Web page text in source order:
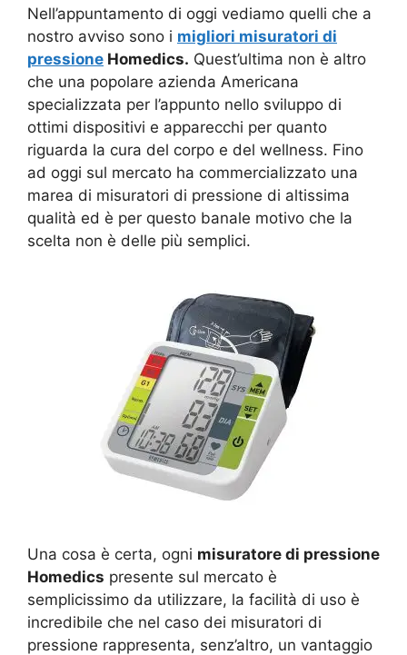
Nell’appuntamento di oggi vediamo quelli che a
nostro avviso sono i migliori misuratori di
pressione Homedics. Quest’ultima non è altro
che una popolare azienda Americana
specializzata per l’appunto nello sviluppo di
ottimi dispositivi e apparecchi per quanto
riguarda la cura del corpo e del wellness. Fino
ad oggi sul mercato ha commercializzato una
marea di misuratori di pressione di altissima
qualità ed è per questo banale motivo che la
scelta non è delle più semplici.
Una cosa è certa, ogni misuratore di pressione
Homedics presente sul mercato è
semplicissimo da utilizzare, la facilità di uso è
incredibile che nel caso dei misuratori di
pressione rappresenta, senz’altro, un vantaggio